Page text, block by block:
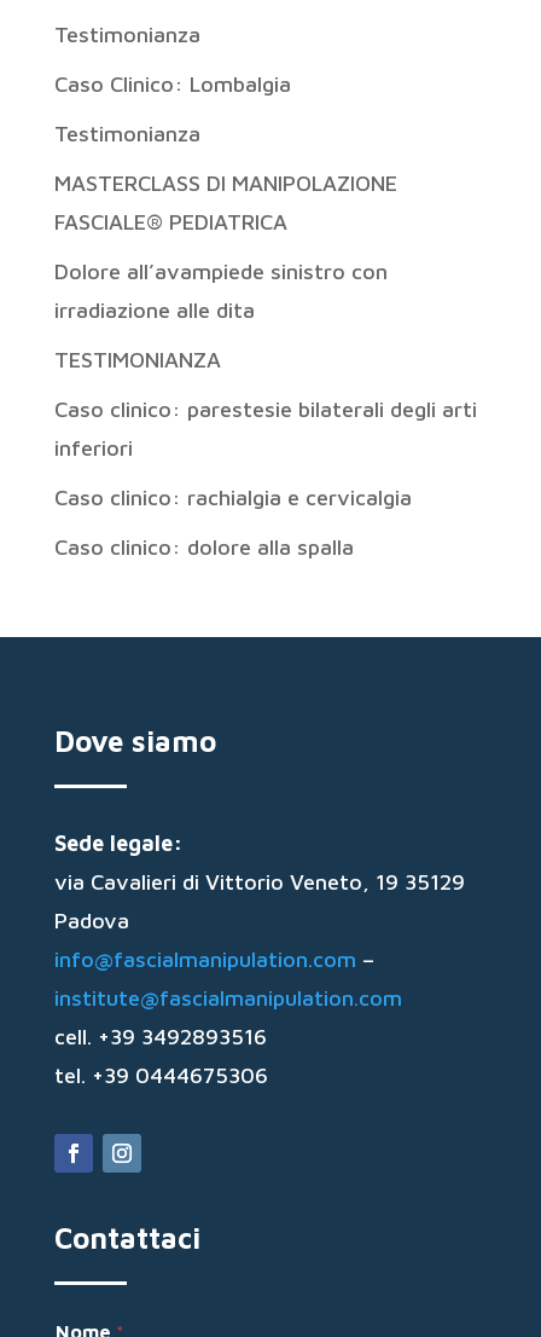
Testimonianza
Caso Clinico: Lombalgia
Testimonianza
MASTERCLASS DI MANIPOLAZIONE
FASCIALE® PEDIATRICA
Dolore all’avampiede sinistro con
irradiazione alle dita
TESTIMONIANZA
Caso clinico: parestesie bilaterali degli arti
inferiori
Caso clinico: rachialgia e cervicalgia
Caso clinico: dolore alla spalla
Dove siamo
Sede legale:
via Cavalieri di Vittorio Veneto, 19 35129
Padova
info@fascialmanipulation.com –
institute@fascialmanipulation.com
cell. +39 3492893516
tel. +39 0444675306
Contattaci
Nome *